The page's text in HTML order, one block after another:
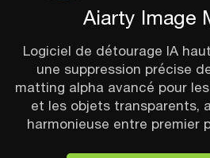
Aiarty Image
Logiciel de détourage IA
une suppression précise
matting alpha avancé pour
et les objets transparents,
harmonieuse entre premier